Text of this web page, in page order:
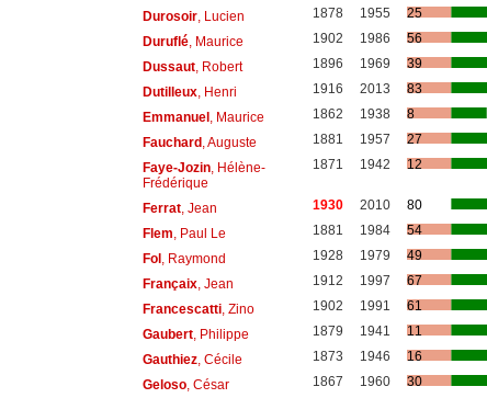
Durosoir, Lucien 1878 1955
25
Duruflé, Maurice 1902 1986
56
Dussaut, Robert 1896 1969
39
Dutilleux, Henri 1916 2013
83
Emmanuel, Maurice 1862 1938
8
Fauchard, Auguste 1881 1957
27
Faye-Jozin, Hélène-
Frédérique
1871 1942 12
Ferrat, Jean 1930 2010
80
Flem , Paul Le 1881 1984
54
Fol, Raymond 1928 1979
49
Françaix, Jean 1912 1997
67
Francescatti, Zino 1902 1991
61
Gaubert, Philippe 1879 1941
11
Gauthiez, Cécile 1873 1946
16
Geloso, César 1867 1960
30